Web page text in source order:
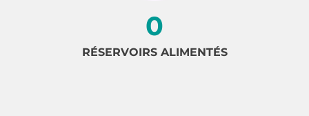
RÉSERVOIRS ALIMENTÉS
0